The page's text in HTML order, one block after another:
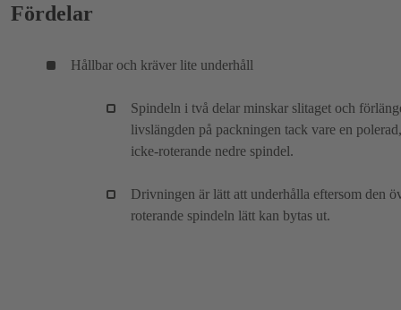
Fördelar
Hållbar och kräver lite underhåll
Spindeln i två delar minskar slitaget och
livslängden på packningen tack vare en polerad,
icke-roterande nedre spindel.
Drivningen är lätt att underhålla eftersom den
roterande spindeln lätt kan bytas ut.